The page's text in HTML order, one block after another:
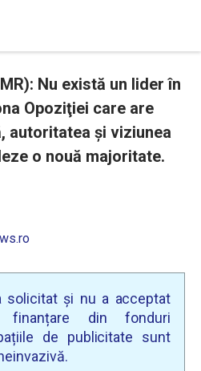
Nu există un lider în
Opoziţiei care are
autoritatea și viziunea
o nouă majoritate.
solicitat și nu a acceptat
din fonduri
de publicitate sunt